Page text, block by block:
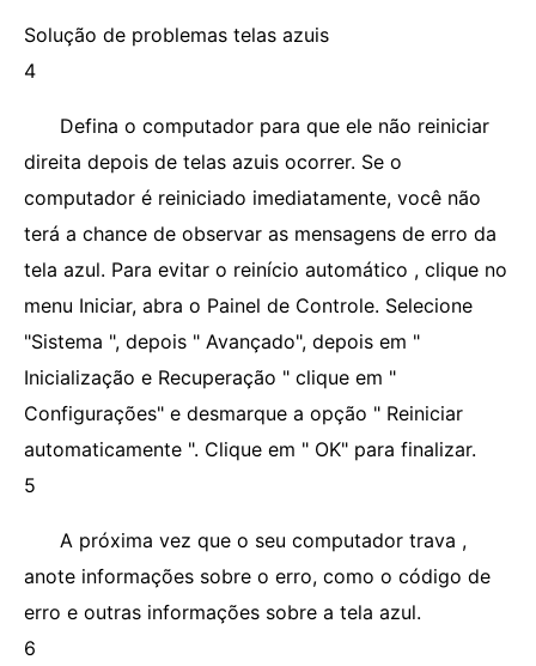
Solução de problemas telas azuis
4
Defina o computador para que ele não reiniciar
direita depois de telas azuis ocorrer. Se o
computador é reiniciado imediatamente, você não
terá a chance de observar as mensagens de erro da
tela azul. Para evitar o reinício automático , clique no
menu Iniciar, abra o Painel de Controle. Selecione
"Sistema ", depois " Avançado", depois em "
Inicialização e Recuperação " clique em "
Configurações" e desmarque a opção " Reiniciar
automaticamente ". Clique em " OK" para finalizar.
5
A próxima vez que o seu computador trava ,
anote informações sobre o erro, como o código de
erro e outras informações sobre a tela azul.
6